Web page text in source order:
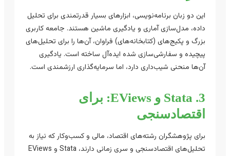
این دو زبان برنامه‌نویسی، ابزارهای بسیار قدرتمندی برای تحلیل
داده، مدل‌سازی آماری و یادگیری ماشین هستند. جامعه کاربری
بزرگ و پکیج‌های (کتابخانه‌های) فراوان، آن‌ها را برای تحلیل‌های
پیچیده و سفارشی‌سازی شده ایده‌آل ساخته است. یادگیری
آن‌ها منحنی شیب‌داری دارد، اما سرمایه‌گذاری ارزشمندی است.
3. Stata و EViews: برای
اقتصادسنجی
برای پژوهشگران رشته‌های اقتصاد، مالی و کسب‌وکار که نیاز به
تحلیل‌های اقتصادسنجی و سری زمانی دارند، Stata و EViews